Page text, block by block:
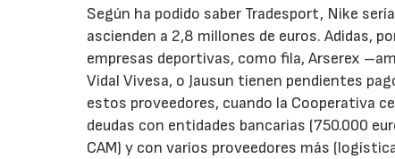
Según ha podido saber Tradesport, Nike
ascienden a 2,8 millones de euros. Adidas,
empresas deportivas, como fila, Arserex
Vidal Vivesa, o Jausun tienen pendientes
estos proveedores, cuando la Cooperativa
deudas con entidades bancarias (750.000
CAM) y con varios proveedores más